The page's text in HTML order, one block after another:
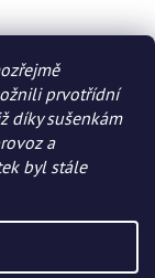
prvotřídní
díky sušenkám
a
byl stále